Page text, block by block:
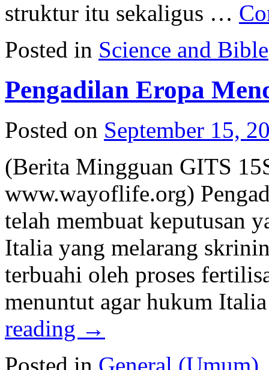
struktur itu sekaligus …
Posted in Science and Bible
Pengadilan Eropa
Posted on September 15,
(Berita Mingguan GITS
www.wayoflife.org)
telah membuat keputusan
Italia yang melarang
terbuahi oleh proses
menuntut agar hukum
reading →
Posted in General (Umum)